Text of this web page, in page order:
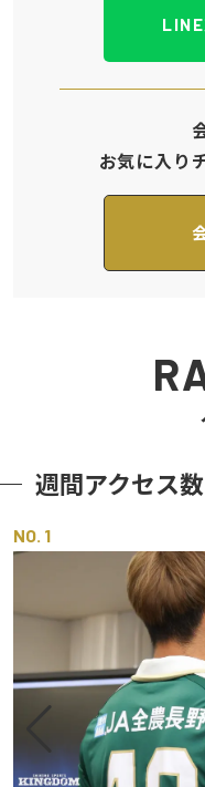
お気に入り
週間アクセス数
NO